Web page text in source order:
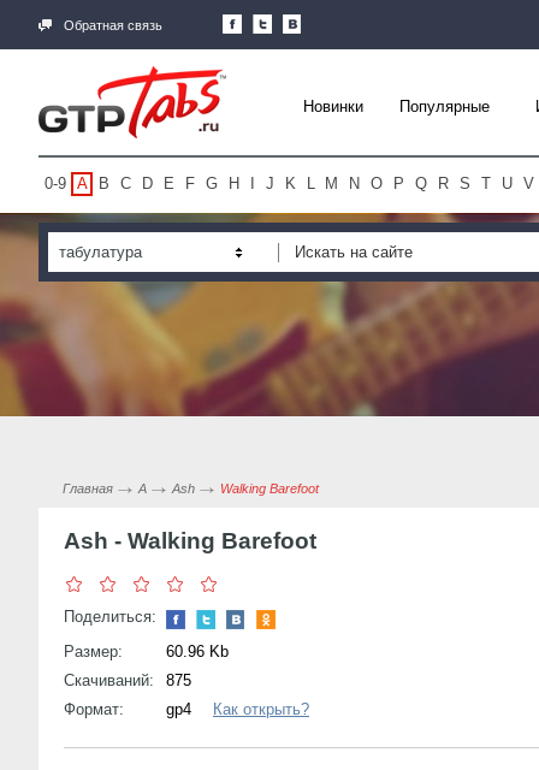
Обратная связь
Новинки Популярные
0-9 A B C D E F G H J K L M N O P Q R S T U V
табулатура
Главная A Ash Walking Barefoot
Ash - Walking Barefoot
Поделиться:
Размер:
60.96 Kb
Скачиваний:
875
Формат:
gp4 Как открыть?